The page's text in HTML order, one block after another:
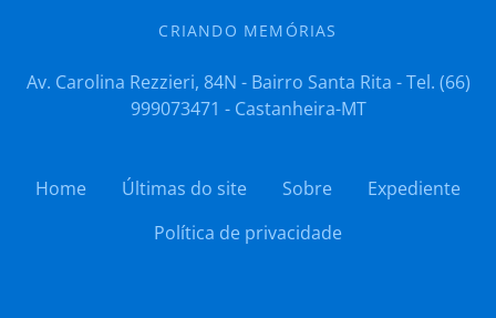
CRIANDO MEMÓRIAS
Av. Carolina Rezzieri, 84N - Bairro Santa Rita - Tel. (66)
999073471 - Castanheira-MT
Home Últimas do site Sobre
Expediente
Política de privacidade